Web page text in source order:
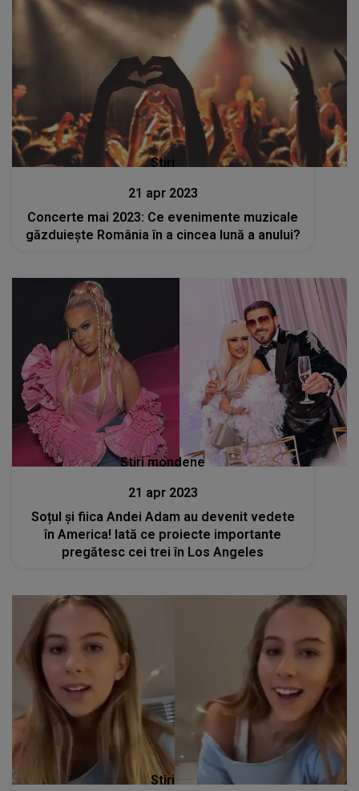
Stiri
21 apr 2023
Concerte mai 2023: Ce evenimente muzicale
găzduiește România în a cincea lună a anului?
Stiri mondene
21 apr 2023
Soțul și fiica Andei Adam au devenit vedete
în America! Iată ce proiecte importante
pregătesc cei trei în Los Angeles
Stiri